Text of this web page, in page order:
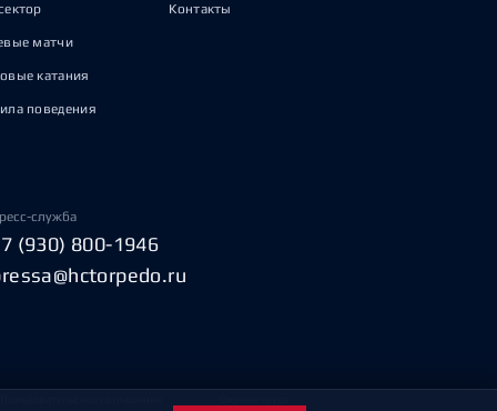
матчи
катания
поведения
Контакты
служба
(930) 800-1946